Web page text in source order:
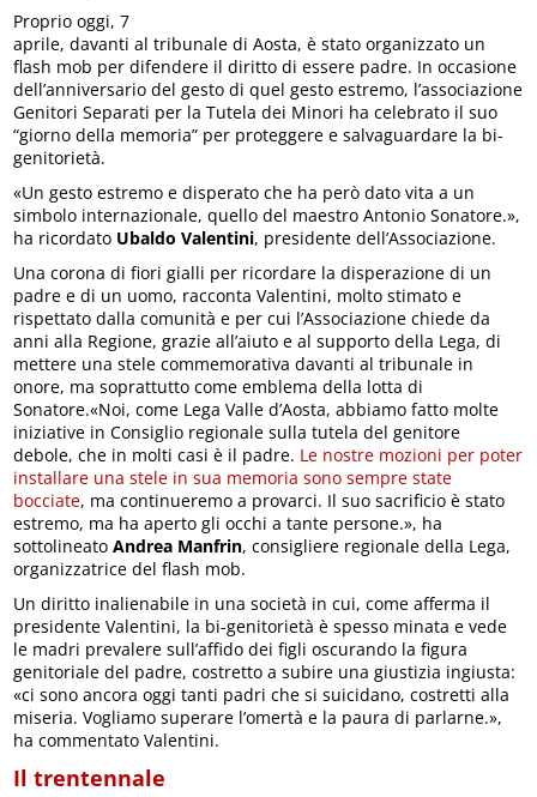
Proprio oggi, 7
aprile, davanti al tribunale di Aosta, è stato organizzato un
flash mob per difendere il diritto di essere padre. In occasione
dell’anniversario del gesto di quel gesto estremo, l’associazione
Genitori Separati per la Tutela dei Minori ha celebrato il suo
“giorno della memoria” per proteggere e salvaguardare la bi-
genitorietà.
«Un gesto estremo e disperato che ha però dato vita a un
simbolo internazionale, quello del maestro Antonio Sonatore.»,
ha ricordato Ubaldo Valentini, presidente dell’Associazione.
Una corona di fiori gialli per ricordare la disperazione di un
padre e di un uomo, racconta Valentini, molto stimato e
rispettato dalla comunità e per cui l’Associazione chiede da
anni alla Regione, grazie all’aiuto e al supporto della Lega, di
mettere una stele commemorativa davanti al tribunale in
onore, ma soprattutto come emblema della lotta di
Sonatore.«Noi, come Lega Valle d’Aosta, abbiamo fatto molte
iniziative in Consiglio regionale sulla tutela del genitore
debole, che in molti casi è il padre. Le nostre mozioni per poter
installare una stele in sua memoria sono sempre state
bocciate, ma continueremo a provarci. Il suo sacrificio è stato
estremo, ma ha aperto gli occhi a tante persone.», ha
sottolineatoAndrea Manfrin, consigliere regionale della Lega,
organizzatrice del flash mob.
Un diritto inalienabile in una società in cui, come afferma il
presidente Valentini, la bi-genitorietà è spesso minata e vede
le madri prevalere sull’affido dei figli oscurando la figura
genitoriale del padre, costretto a subire una giustizia ingiusta:
«ci sono ancora oggi tanti padri che si suicidano, costretti alla
miseria. Vogliamo superare l’omertà e la paura di parlarne.»,
ha commentato Valentini.
Il trentennale